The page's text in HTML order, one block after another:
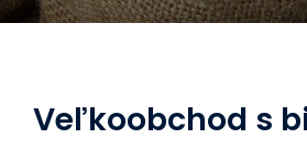
Veľkoobchod s